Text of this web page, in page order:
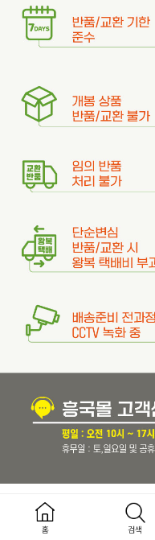
@hyungkuk_hmade
홈 검색